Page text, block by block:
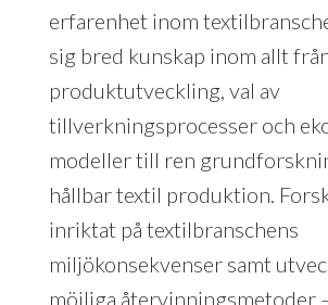
erfarenhet inom
sig bred kunskap inom allt
produktutveckling, val av
tillverkningsprocesser och
modeller till ren
hållbar textil produktion.
inriktat på textilbranschens
miljökonsekvenser samt
möjliga återvinningsmetoder